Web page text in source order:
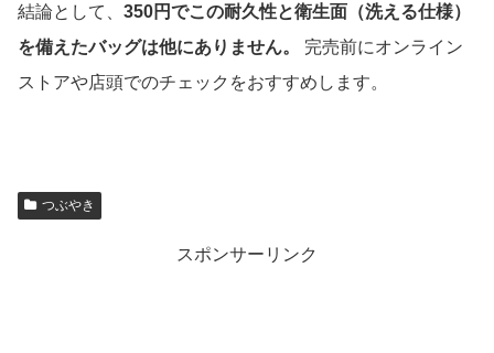
結論として、 350円でこの耐久性と衛生面（洗える仕様）
を備えたバッグは他にありません。
完売前にオンライン
ストアや店頭でのチェックをおすすめします。
つぶやき
スポンサーリンク